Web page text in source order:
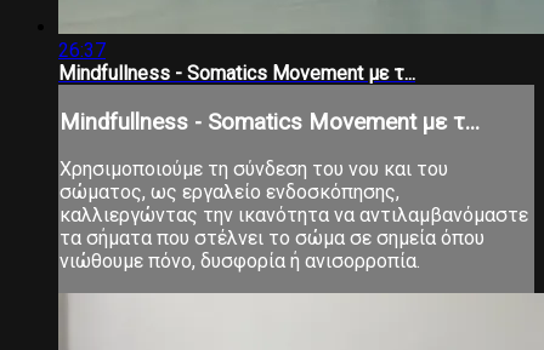
26:37
Mindfullness - Somatics Movement με τ...
Mindfullness - Somatics Movement με τ...
Χρησιμοποιούμε τη σύνδεση του νου και του
σώματος, ως εργαλείο ενδοσκόπησης,
καλλιεργώντας την ικανότητα να αντιλαμβανόμαστε
τα σήματα που στέλνει το σώμα σε σημεία όπου
νιώθουμε πόνο, δυσφορία ή ανισορροπία.